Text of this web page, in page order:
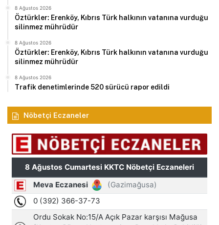
8 Ağustos 2026
Öztürkler: Erenköy, Kıbrıs Türk halkının vatanına vurduğu
silinmez mührüdür
8 Ağustos 2026
Öztürkler: Erenköy, Kıbrıs Türk halkının vatanına vurduğu
silinmez mührüdür
8 Ağustos 2026
Trafik denetimlerinde 520 sürücü rapor edildi
Nöbetçi Eczaneler